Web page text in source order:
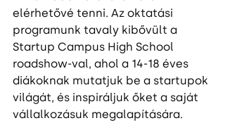
elérhetővé tenni. Az oktatási
programunk tavaly kibővült a
Startup Campus High School
roadshow-val, ahol a 14-18 éves
diákoknak mutatjuk be a startupok
világát, és inspiráljuk őket a saját
vállalkozásuk megalapítására.